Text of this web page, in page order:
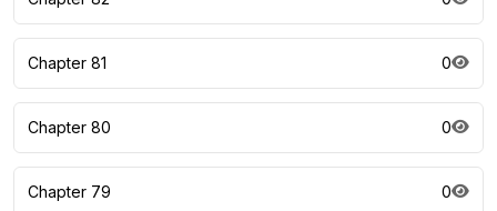
Chapter 81 0
Chapter 80 0
Chapter 79 0